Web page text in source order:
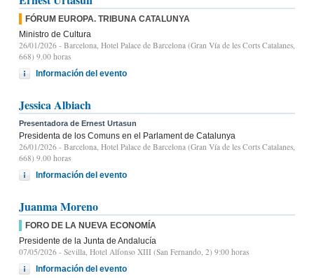
FÓRUM EUROPA. TRIBUNA CATALUNYA
Ministro de Cultura
26/01/2026 - Barcelona, Hotel Palace de Barcelona (Gran Vía de les Corts Catalanes,
668) 9.00 horas
Información del evento
Jessica Albiach
Presentadora de Ernest Urtasun
Presidenta de los Comuns en el Parlament de Catalunya
26/01/2026 - Barcelona, Hotel Palace de Barcelona (Gran Vía de les Corts Catalanes,
668) 9.00 horas
Información del evento
Juanma Moreno
FORO DE LA NUEVA ECONOMÍA
Presidente de la Junta de Andalucía
07/05/2026 - Sevilla, Hotel Alfonso XIII (San Fernando, 2) 9:00 horas
Información del evento